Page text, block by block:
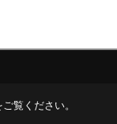
ご覧ください。